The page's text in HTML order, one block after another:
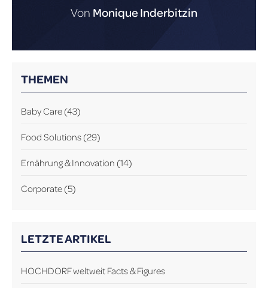
Von Monique Inderbitzin
THEMEN
Baby Care (43)
Food Solutions (29)
Ernährung & Innovation (14)
Corporate (5)
LETZTE ARTIKEL
HOCHDORF weltweit Facts & Figures